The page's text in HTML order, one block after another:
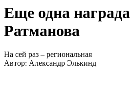
Еще одна
Ратманова
На сей раз – региональная
Автор: Александр Элькинд